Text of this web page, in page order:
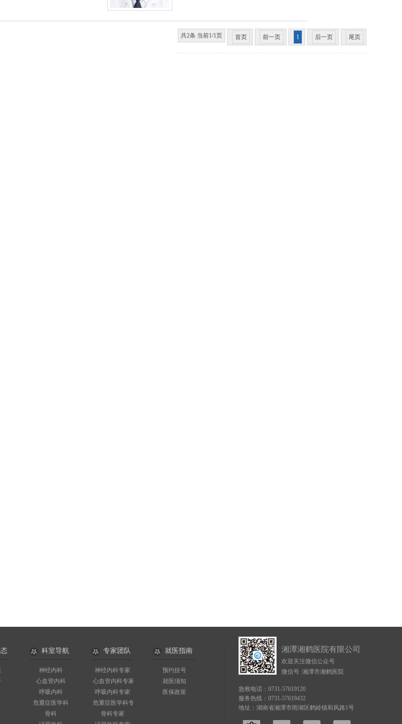
共2条 当前1/1页 首页 前一页 1 后一页 尾页
科室导航
神经内科
心血管内科
呼吸内科
危重症医学科
骨科
专家团队
神经内科专家
心血管内科专家
呼吸内科专家
危重症医学科专家
骨科专家
就医指南
预约挂号
就医须知
医保政策
湘潭湘鹤医院有限公司
欢迎关注微信公众号
微信号 :湘潭市湘鹤医院
急救电话：0731-57619120
服务热线：0731-57619432
地址：湖南省湘潭市雨湖区鹤岭镇和风路1号